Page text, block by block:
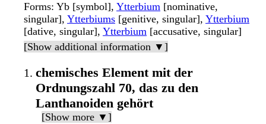
Forms: Yb [symbol], Ytterbium [nominative,
singular], Ytterbiums [genitive, singular], Ytterbium
[dative, singular], Ytterbium [accusative, singular]
[Show additional information ▼]
chemisches Element mit der
Ordnungszahl 70, das zu den
Lanthanoiden gehört
[Show more ▼]